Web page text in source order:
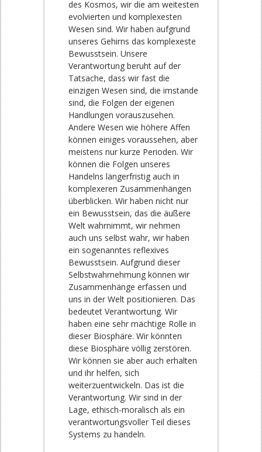
des Kosmos, wir die am weitesten
evolvierten und komplexesten
Wesen sind. Wir haben aufgrund
unseres Gehirns das komplexeste
Bewusstsein. Unsere
Verantwortung beruht auf der
Tatsache, dass wir fast die
einzigen Wesen sind, die imstande
sind, die Folgen der eigenen
Handlungen vorauszusehen.
Andere Wesen wie höhere Affen
können einiges voraussehen, aber
meistens nur kurze Perioden. Wir
können die Folgen unseres
Handelns längerfristig auch in
komplexeren Zusammenhängen
überblicken. Wir haben nicht nur
ein Bewusstsein, das die äußere
Welt wahrnimmt, wir nehmen
auch uns selbst wahr, wir haben
ein sogenanntes reflexives
Bewusstsein. Aufgrund dieser
Selbstwahrnehmung können wir
Zusammenhänge erfassen und
uns in der Welt positionieren. Das
bedeutet Verantwortung. Wir
haben eine sehr mächtige Rolle in
dieser Biosphäre. Wir könnten
diese Biosphäre völlig zerstören.
Wir können sie aber auch erhalten
und ihr helfen, sich
weiterzuentwickeln. Das ist die
Verantwortung. Wir sind in der
Lage, ethisch-moralisch als ein
verantwortungsvoller Teil dieses
Systems zu handeln.